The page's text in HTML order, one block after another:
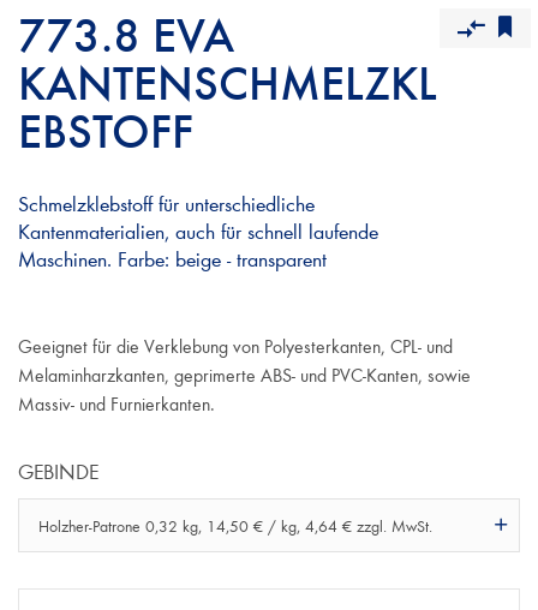
773.8 EVA
KANTENSCHMELZKL
EBSTOFF
Schmelzklebstoff für unterschiedliche
Kantenmaterialien, auch für schnell laufende
Maschinen. Farbe: beige - transparent
Geeignet für die Verklebung von Polyesterkanten, CPL- und
Melaminharzkanten, geprimerte ABS- und PVC-Kanten, sowie
Massiv- und Furnierkanten.
GEBINDE
Holzher-Patrone 0,32 kg, 14,50 € / kg, 4,64 € zzgl. MwSt.